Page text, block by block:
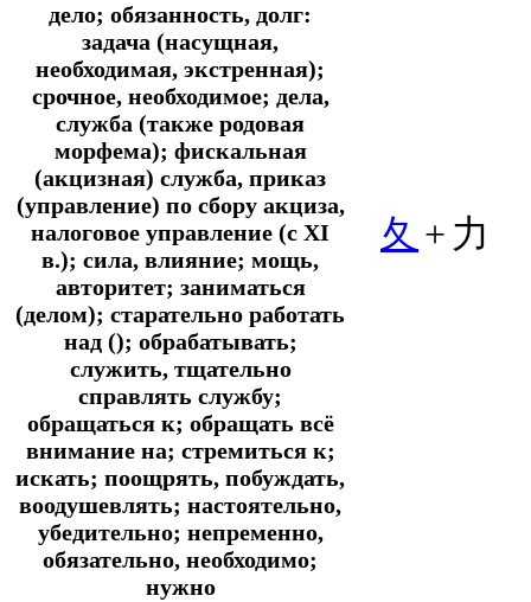
дело; обязанность, долг:
задача (насущная,
необходимая, экстренная);
срочное, необходимое; дела,
служба (также родовая
морфема); фискальная
(акцизная) служба, приказ
(управление) по сбору акциза,
налоговое управление (с XI
в.); сила, влияние; мощь,
авторитет; заниматься
(делом); старательно работать
над (); обрабатывать;
служить, тщательно
справлять службу;
обращаться к; обращать всё
внимание на; стремиться к;
искать; поощрять, побуждать,
воодушевлять; настоятельно,
убедительно; непременно,
обязательно, необходимо;
нужно
夂 + 力